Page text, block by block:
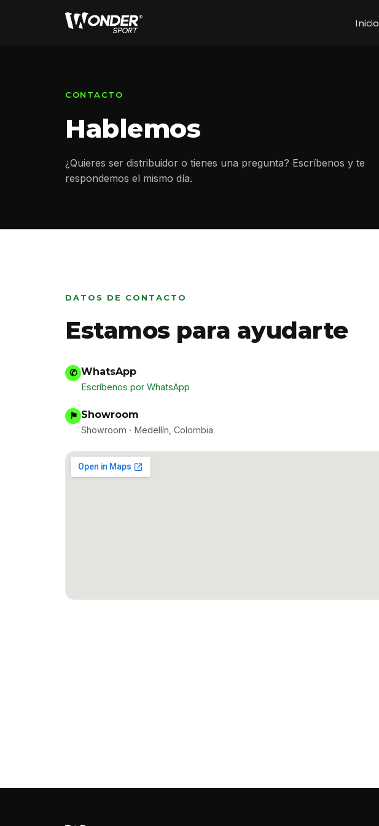
Inicio
CONTACTO
Hablemos
¿Quieres ser distribuidor o tienes una pregunta? Escríbenos y te
respondemos el mismo día.
DATOS DE CONTACTO
Estamos para ayudarte
✆ WhatsApp
Escríbenos por WhatsApp
⚑ Showroom
Showroom · Medellín, Colombia